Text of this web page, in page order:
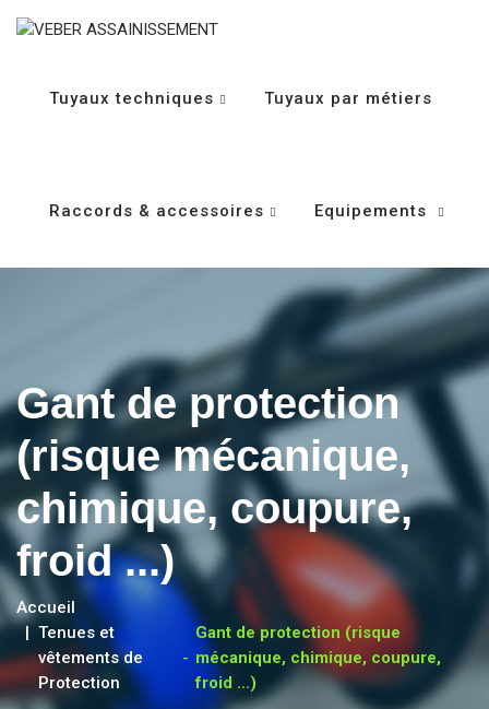
Tuyaux techniques Tuyaux par métiers
Raccords & accessoires Equipements
Gant de protection
(risque mécanique,
chimique, coupure,
froid ...)
Accueil
Tenues et
vêtements de
Protection
-
Gant de protection (risque
mécanique, chimique, coupure,
froid ...)